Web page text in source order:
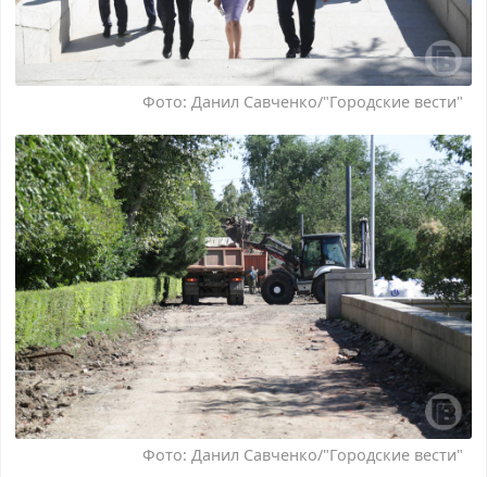
Фото: Данил Савченко/"Городские вести"
Фото: Данил Савченко/"Городские вести"